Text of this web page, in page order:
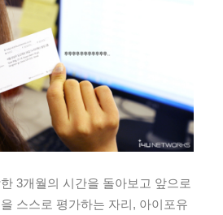
3개월의 시간을 돌아보고 앞으로
스스로 평가하는 자리, 아이포유